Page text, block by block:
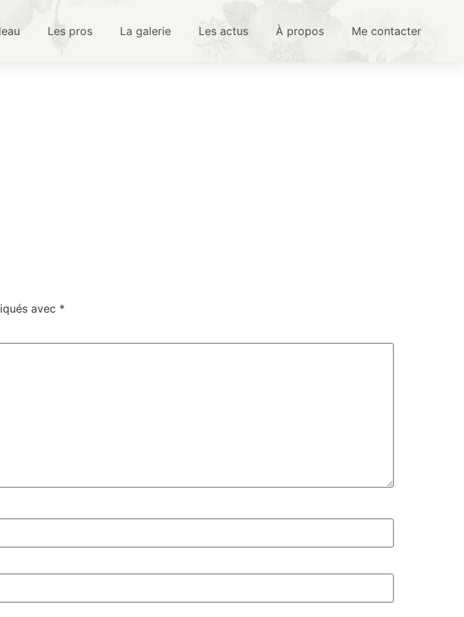
Les pros La galerie Les actus À propos Me contacter
avec *